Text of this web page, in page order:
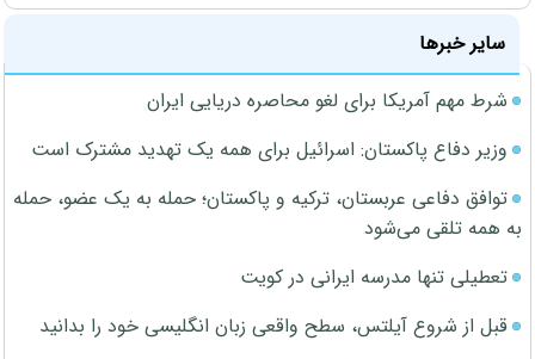
سایر خبرها
شرط مهم آمریکا برای لغو محاصره دریایی ایران
وزیر دفاع پاکستان: اسرائیل برای همه یک تهدید مشترک است
توافق دفاعی عربستان، ترکیه و پاکستان؛ حمله به یک عضو، حمله
به همه تلقی می‌شود
تعطیلی تنها مدرسه ایرانی در کویت
قبل از شروع آیلتس، سطح واقعی زبان انگلیسی خود را بدانید